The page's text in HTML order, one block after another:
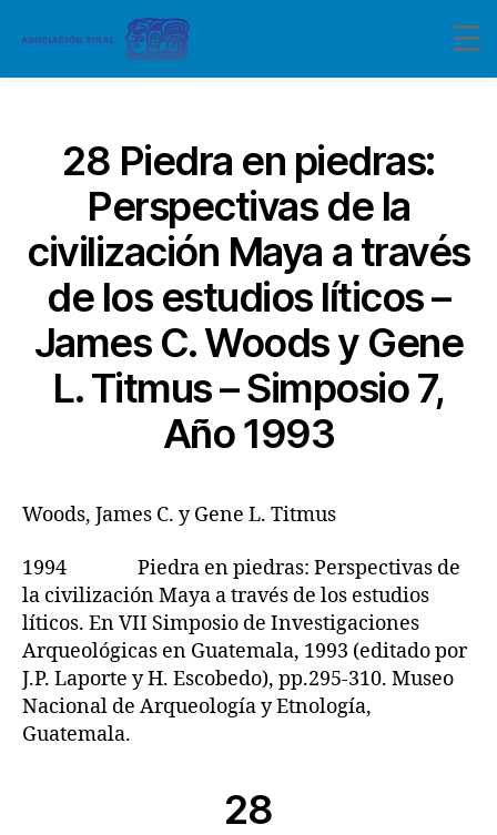
28 Piedra en piedras:
Perspectivas de la
civilización Maya a través
de los estudios líticos –
James C. Woods y Gene
L. Titmus – Simposio 7,
Año 1993
Woods, James C. y Gene L. Titmus
1994 Piedra en piedras: Perspectivas de
la civilización Maya a través de los estudios
líticos. En VII Simposio de Investigaciones
Arqueológicas en Guatemala, 1993 (editado por
J.P. Laporte y H. Escobedo), pp.295-310. Museo
Nacional de Arqueología y Etnología,
Guatemala.
28